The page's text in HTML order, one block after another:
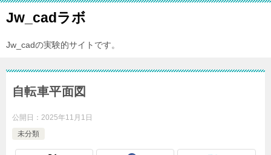
Jw_cadラボ
Jw_cadの実験的サイトです。
自転車平面図
公開日： 2025年11月1日
未分類